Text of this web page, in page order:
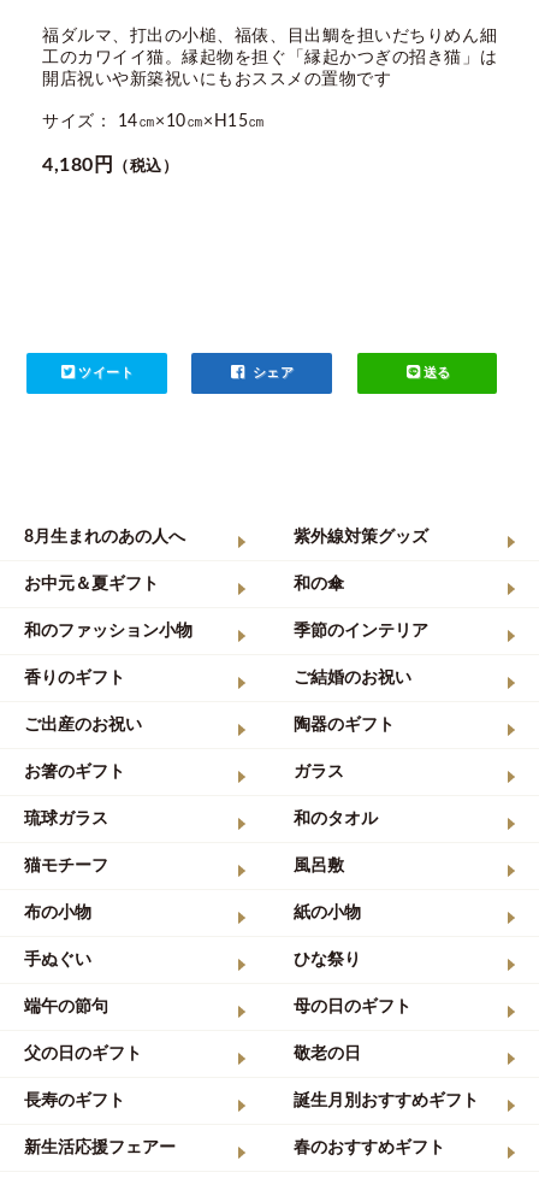
福ダルマ、打出の小槌、福俵、目出鯛を担いだちりめん細
工のカワイイ猫。縁起物を担ぐ「縁起かつぎの招き猫」は
開店祝いや新築祝いにもおススメの置物です
サイズ： 14㎝×10㎝×H15㎝
4,180円 （税込）
ツイート シェア 送る
8月生まれのあの人へ 紫外線対策グッズ
お中元＆夏ギフト 和の傘
和のファッション小物 季節のインテリア
香りのギフト ご結婚のお祝い
ご出産のお祝い 陶器のギフト
お箸のギフト ガラス
琉球ガラス 和のタオル
猫モチーフ 風呂敷
布の小物 紙の小物
手ぬぐい ひな祭り
端午の節句 母の日のギフト
父の日のギフト 敬老の日
長寿のギフト 誕生月別おすすめギフト
新生活応援フェアー 春のおすすめギフト